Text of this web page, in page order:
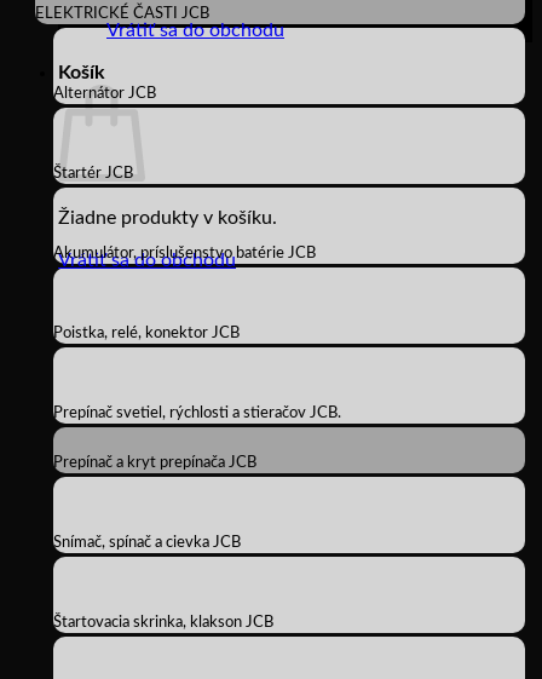
Vrátiť sa do obchodu
Košík
Žiadne produkty v košíku.
Vrátiť sa do obchodu
ELEKTRICKÉ ČASTI JCB
Alternátor JCB
Štartér JCB
Akumulátor, príslušenstvo batérie JCB
Poistka, relé, konektor JCB
Prepínač svetiel, rýchlosti a stieračov JCB.
Prepínač a kryt prepínača JCB
Snímač, spínač a cievka JCB
Štartovacia skrinka, klakson JCB